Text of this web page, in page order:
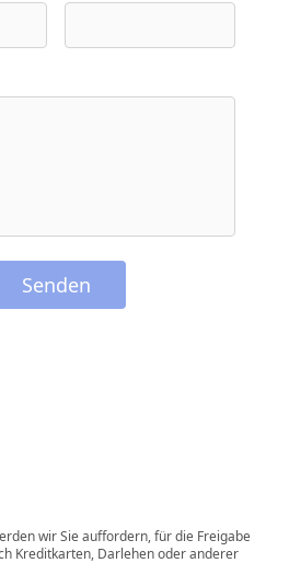
Senden
wir Sie auffordern, für die Freigabe
Kreditkarten, Darlehen oder anderer